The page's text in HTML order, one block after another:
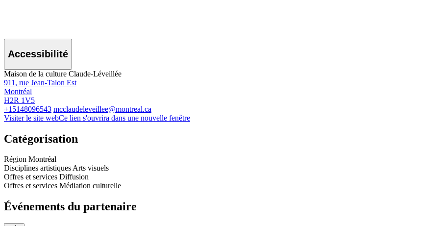
Accessibilité
Maison de la culture Claude-Léveillée
911, rue Jean-Talon Est
Montréal
H2R 1V5
+15148096543 mcclaudeleveillee@montreal.ca
Visiter le site webCe lien s'ouvrira dans une nouvelle fenêtre
Catégorisation
Région Montréal
Disciplines artistiquesArts visuels
Offres et services Diffusion
Offres et services Médiation culturelle
Événements du partenaire